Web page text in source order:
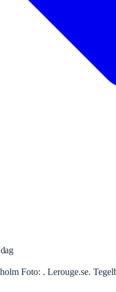
Foto: . Lerouge.se.